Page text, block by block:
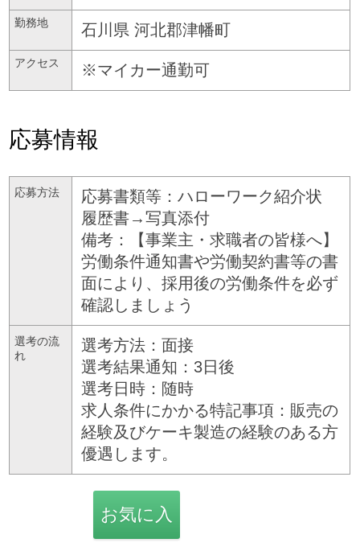
勤務地 石川県 河北郡津幡町
アクセス ※マイカー通勤可
応募情報
応募方法
応募書類等：ハローワーク紹介状
履歴書→写真添付
備考：【事業主・求職者の皆様へ】
労働条件通知書や労働契約書等の書
面により、採用後の労働条件を必ず
確認しましょう
選考の流
れ
選考方法：面接
選考結果通知：3日後
選考日時：随時
求人条件にかかる特記事項：販売の
経験及びケーキ製造の経験のある方
優遇します。
お気に入